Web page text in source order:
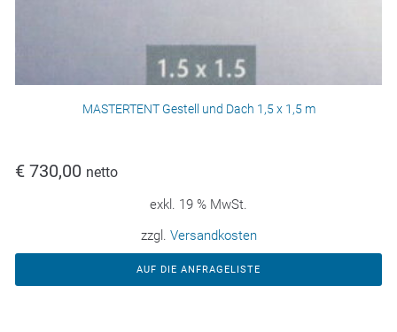
MASTERTENT Gestell und Dach 1,5 x 1,5 m
€ 730,00 netto
exkl. 19 % MwSt.
zzgl. Versandkosten
AUF DIE ANFRAGELISTE